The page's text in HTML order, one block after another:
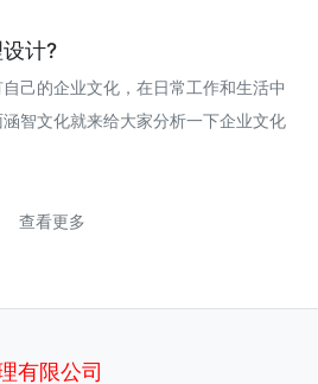
计?
己的企业文化，在日常工作和生活中
智文化就来给大家分析一下企业文化
查看更多
有限公司